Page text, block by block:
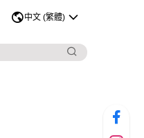
中文 (繁體)